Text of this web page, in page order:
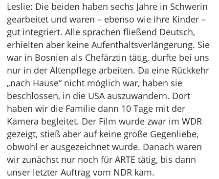
Leslie: Die beiden haben sechs Jahre in Schwerin
gearbeitet und waren – ebenso wie ihre Kinder –
gut integriert. Alle sprachen fließend Deutsch,
erhielten aber keine Aufenthaltsverlängerung. Sie
war in Bosnien als Chefärztin tätig, durfte bei uns
nur in der Altenpflege arbeiten. Da eine Rückkehr
„nach Hause“ nicht möglich war, haben sie
beschlossen, in die USA auszuwandern. Dort
haben wir die Familie dann 10 Tage mit der
Kamera begleitet. Der Film wurde zwar im WDR
gezeigt, stieß aber auf keine große Gegenliebe,
obwohl er ausgezeichnet wurde. Danach waren
wir zunächst nur noch für ARTE tätig, bis dann
unser letzter Auftrag vom NDR kam.